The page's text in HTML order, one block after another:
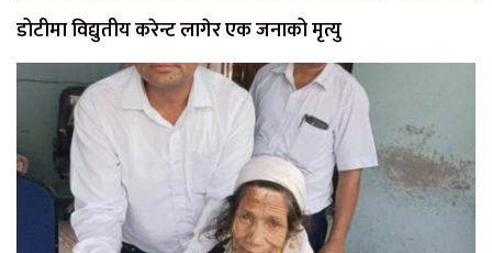
डोटीमा विद्युतीय करेन्ट लागेर एक जनाको मृत्यु